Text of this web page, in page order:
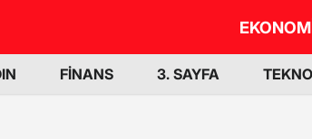
FİNANS 3. SAYFA